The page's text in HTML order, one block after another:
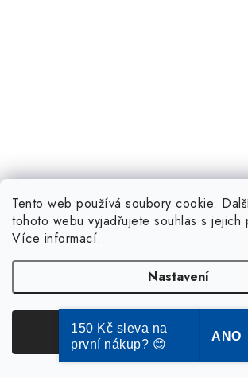
Tento web používá soubory cookie.
tohoto webu vyjadřujete souhlas s jejich
Více informací.
Nastavení
Souhlasím
150 Kč sleva na
první nákup? 😊
ANO